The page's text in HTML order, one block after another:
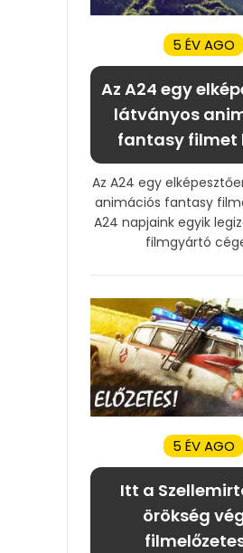
5 ÉV AGO
Az A24 egy
látványos
fantasy filmet
Az A24 egy
animációs fantasy
A24 napjaink egyik
filmgyártó
5 ÉV AGO
Itt a
örökség